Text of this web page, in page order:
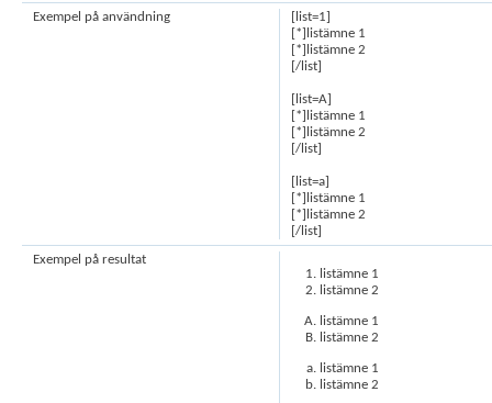
[list=1]
[*]listämne 1
[*]listämne 2
[/list]
[list=A]
[*]listämne 1
[*]listämne 2
[/list]
[list=a]
[*]listämne 1
[*]listämne 2
[/list]
Exempel på användning
listämne 1
listämne 2
listämne 1
listämne 2
listämne 1
listämne 2
Exempel på resultat